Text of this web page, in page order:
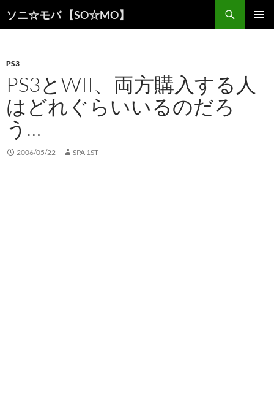
ソニ☆モバ 【SO☆MO】
索
ン
ツ
へ
ス
キ
ッ
PS3
PS3とWII、両方購入する人
はどれぐらいいるのだろ
う…
2006/05/22 SPA 1ST